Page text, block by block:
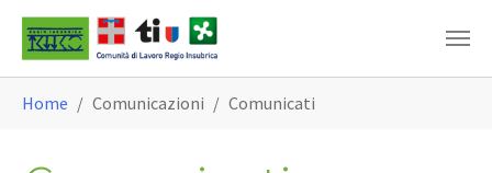
Skip to main content
Home Comunicazioni Comunicati